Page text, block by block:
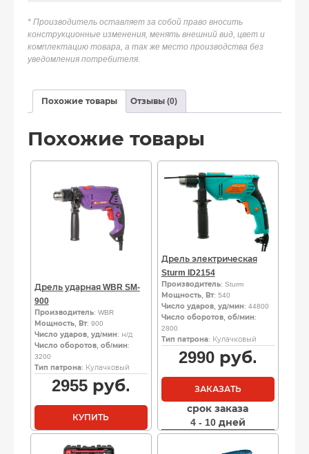
* Производитель оставляет за собой право вносить
конструкционные изменения, менять внешний вид, цвет и
комплектацию товара, а так же место производства без
уведомления потребителя.
Похожие товары Отзывы (0)
Похожие товары
Дрель ударная WBR SM-
900
Производитель: WBR
Мощность, Вт: 900
Число ударов, уд/мин: н/д
Число оборотов, об/мин:
3200
Тип патрона: Кулачковый
2955руб.
КУПИТЬ
Дрель электрическая
Sturm ID2154
Производитель: Sturm
Мощность, Вт: 540
Число ударов, уд/мин: 44800
Число оборотов, об/мин:
2800
Тип патрона: Кулачковый
2990руб.
ЗАКАЗАТЬ
срок заказа
4 - 10 дней